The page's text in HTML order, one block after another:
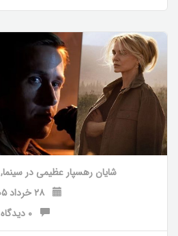
شایان رهسپار عظیمی در سینما,
۲۸ خرداد ۱۴۰۵